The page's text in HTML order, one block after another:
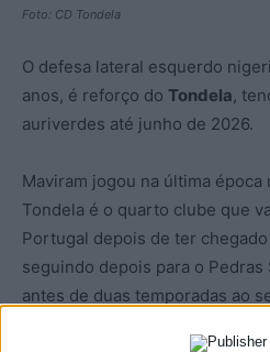
Foto: CD Tondela
O defesa lateral esquerdo
anos, é reforço do Tondela,
auriverdes até junho de 2026.
Maviram jogou na última
Tondela é o quarto clube que
Portugal depois de ter
seguindo depois para o Pedras
antes de duas temporadas ao